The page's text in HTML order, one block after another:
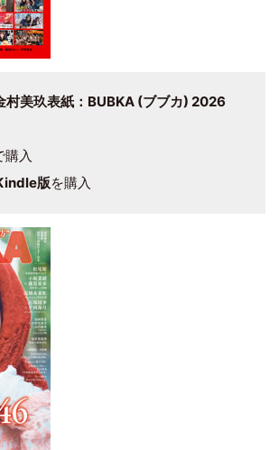
村美玖表紙：BUBKA (ブブカ) 2026
購入
版を購入